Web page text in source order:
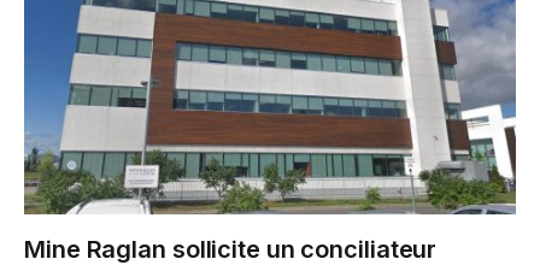
Mine Raglan sollicite un conciliateur